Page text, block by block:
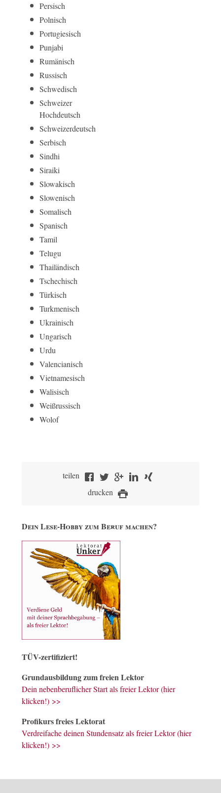
Persisch
Polnisch
Portugiesisch
Punjabi
Rumänisch
Russisch
Schwedisch
Schweizer
Hochdeutsch
Schweizerdeutsch
Serbisch
Sindhi
Siraiki
Slowakisch
Slowenisch
Somalisch
Spanisch
Tamil
Telugu
Thailändisch
Tschechisch
Türkisch
Turkmenisch
Ukrainisch
Ungarisch
Urdu
Valencianisch
Vietnamesisch
Walisisch
Weißrussisch
Wolof
teilen
drucken
Dein Lese-Hobby zum Beruf machen?
TÜV-zertifiziert!
Grundausbildung zum freien Lektor
Dein nebenberuflicher Start als freier Lektor (hier
klicken!) >>
Profikurs freies Lektorat
Verdreifache deinen Stundensatz als freier Lektor (hier
klicken!) >>